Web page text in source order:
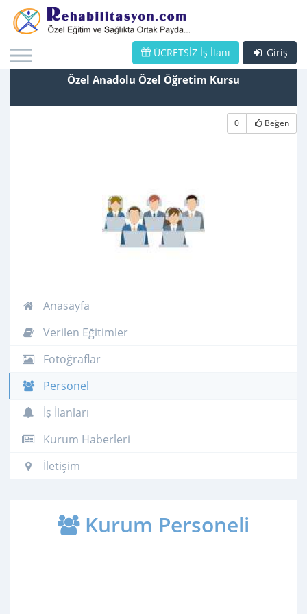
Giriş
ÜCRETSİZ İş İlanı
Özel Anadolu Özel Öğretim Kursu
0 Beğen
Anasayfa
Verilen Eğitimler
Fotoğraflar
Personel
İş İlanları
Kurum Haberleri
İletişim
Kurum Personeli